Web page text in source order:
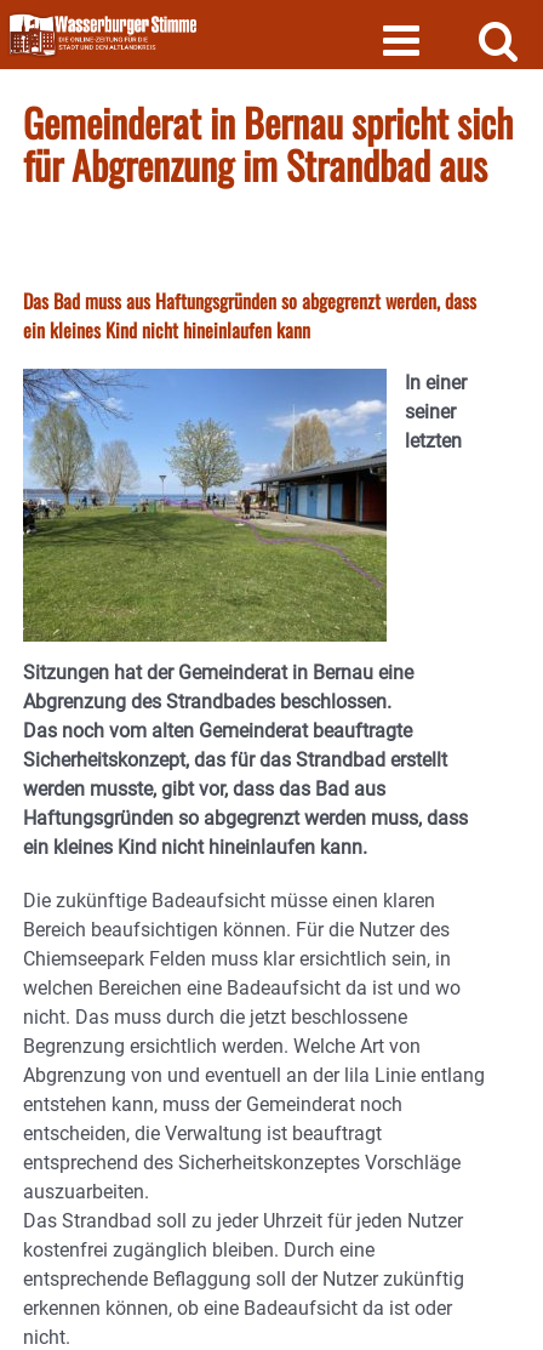
Skip
to
content
Gemeinderat in Bernau spricht sich
für Abgrenzung im Strandbad aus
Das Bad muss aus Haftungsgründen so abgegrenzt werden, dass
ein kleines Kind nicht hineinlaufen kann
In einer
seiner
letzten
Sitzungen hat der Gemeinderat in Bernau eine
Abgrenzung des Strandbades beschlossen.
Das noch vom alten Gemeinderat beauftragte
Sicherheitskonzept, das für das Strandbad erstellt
werden musste, gibt vor, dass das Bad aus
Haftungsgründen so abgegrenzt werden muss, dass
ein kleines Kind nicht hineinlaufen kann.
Die zukünftige Badeaufsicht müsse einen klaren
Bereich beaufsichtigen können. Für die Nutzer des
Chiemseepark Felden muss klar ersichtlich sein, in
welchen Bereichen eine Badeaufsicht da ist und wo
nicht. Das muss durch die jetzt beschlossene
Begrenzung ersichtlich werden. Welche Art von
Abgrenzung von und eventuell an der lila Linie entlang
entstehen kann, muss der Gemeinderat noch
entscheiden, die Verwaltung ist beauftragt
entsprechend des Sicherheitskonzeptes Vorschläge
auszuarbeiten.
Das Strandbad soll zu jeder Uhrzeit für jeden Nutzer
kostenfrei zugänglich bleiben. Durch eine
entsprechende Beflaggung soll der Nutzer zukünftig
erkennen können, ob eine Badeaufsicht da ist oder
nicht.